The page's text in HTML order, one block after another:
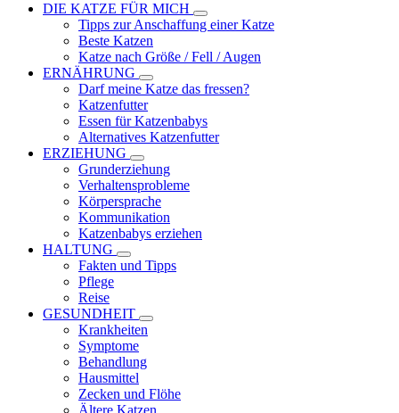
DIE KATZE FÜR MICH
Tipps zur Anschaffung einer Katze
Beste Katzen
Katze nach Größe / Fell / Augen
ERNÄHRUNG
Darf meine Katze das fressen?
Katzenfutter
Essen für Katzenbabys
Alternatives Katzenfutter
ERZIEHUNG
Grunderziehung
Verhaltensprobleme
Körpersprache
Kommunikation
Katzenbabys erziehen
HALTUNG
Fakten und Tipps
Pflege
Reise
GESUNDHEIT
Krankheiten
Symptome
Behandlung
Hausmittel
Zecken und Flöhe
Ältere Katzen